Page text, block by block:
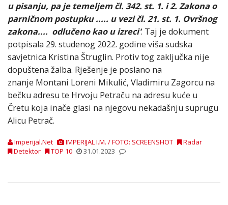
u pisanju, pa je temeljem čl. 342. st. 1. i 2. Zakona o
parničnom postupku ..... u vezi čl. 21. st. 1. Ovršnog
zakona.... odlučeno kao u izreci'. Taj je dokument
potpisala 29. studenog 2022. godine viša sudska
savjetnica Kristina Štruglin. Protiv tog zaključka nije
dopuštena žalba. Rješenje je poslano na
znanje Montani Loreni Mikulić, Vladimiru Zagorcu na
bečku adresu te Hrvoju Petraču na adresu kuće u
Čretu koja inače glasi na njegovu nekadašnju suprugu
Alicu Petrač.
Imperijal.Net IMPERIJAL I.M. / FOTO: SCREENSHOT
Radar
Detektor
TOP 10 31.01.2023